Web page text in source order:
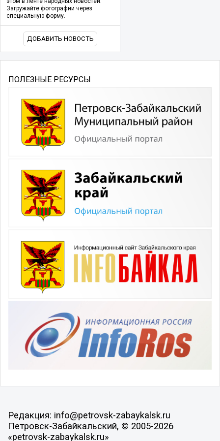
Загружайте фотографии через
специальную форму.
ДОБАВИТЬ НОВОСТЬ
ПОЛЕЗНЫЕ РЕСУРСЫ
Редакция: info@petrovsk-zabaykalsk.ru
Петровск-Забайкальский, © 2005-2026
«petrovsk-zabaykalsk.ru»